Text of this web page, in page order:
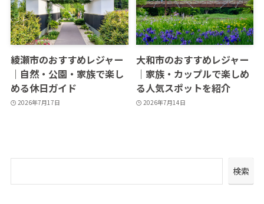
綾瀬市のおすすめレジャー
｜自然・公園・家族で楽し
める休日ガイド
2026年7月17日
大和市のおすすめレジャー
｜家族・カップルで楽しめ
る人気スポットを紹介
2026年7月14日
検索